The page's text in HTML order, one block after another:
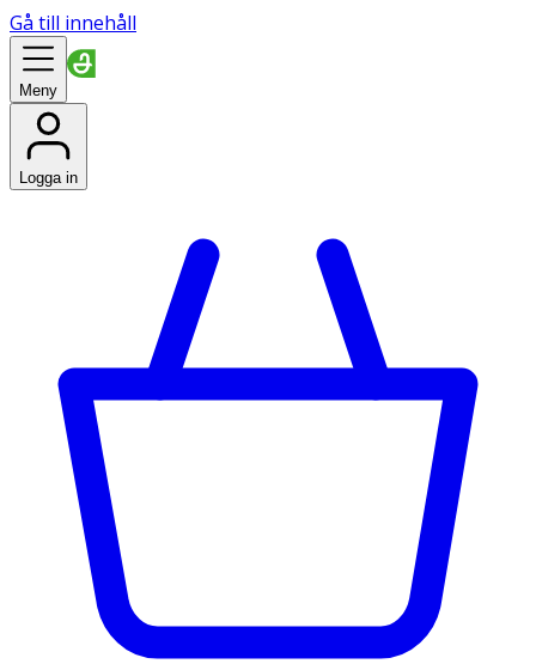
Gå till innehåll
Meny
Logga in